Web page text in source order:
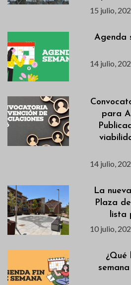
15 julio,
Agenda
14 julio,
para
14 julio,
La
Plaza
lista
10 julio,
¿Qué